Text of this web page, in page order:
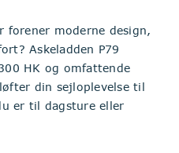
forener moderne design,
Askeladden P79
HK og omfattende
din sejloplevelse til
er til dagsture eller